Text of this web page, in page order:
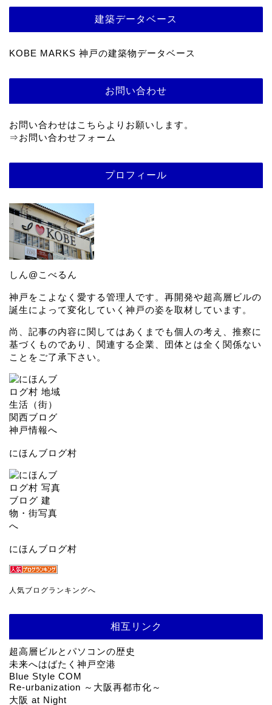
建築データベース
KOBE MARKS 神戸の建築物データベース
お問い合わせ
お問い合わせはこちらよりお願いします。
⇒お問い合わせフォーム
プロフィール
しん@こべるん
神戸をこよなく愛する管理人です。再開発や超高層ビルの
誕生によって変化していく神戸の姿を取材しています。
尚、記事の内容に関してはあくまでも個人の考え、推察に
基づくものであり、関連する企業、団体とは全く関係ない
ことをご了承下さい。
にほんブログ村
にほんブログ村
人気ブログランキングへ
相互リンク
超高層ビルとパソコンの歴史
未来へはばたく神戸空港
Blue Style COM
Re-urbanization ～大阪再都市化～
大阪 at Night